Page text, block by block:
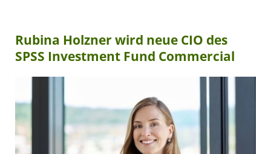
Rubina Holzner wird neue CIO des
SPSS Investment Fund Commercial